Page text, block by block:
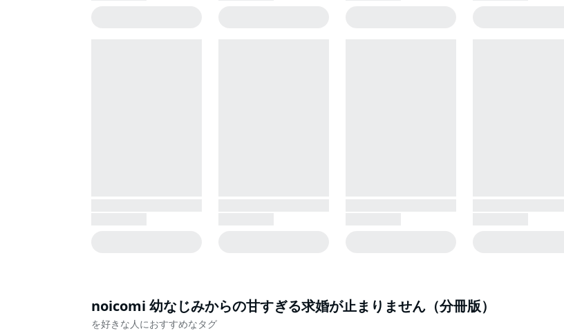
noicomi 幼なじみからの甘すぎる求婚が止まりません（分冊版）
を好きな人におすすめなタグ